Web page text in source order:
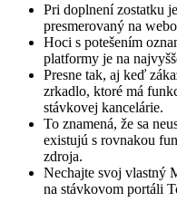
Pri doplnení zostatku
presmerovaný na
Hoci s potešením
platformy je na
Presne tak, aj keď
zrkadlo, ktoré má
stávkovej kancelárie.
To znamená, že sa
existujú s rovnakou
zdroja.
Nechajte svoj vlastný
na stávkovom portáli